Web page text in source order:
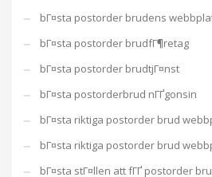
bГ¤sta postorder brudens
bГ¤sta postorder brudfГ¶retag
bГ¤sta postorder brudtjГ¤nst
bГ¤sta postorderbrud nГҐgonsin
bГ¤sta riktiga postorder brud
bГ¤sta riktiga postorder brud
bГ¤sta stГ¤llen att fГҐ postorder